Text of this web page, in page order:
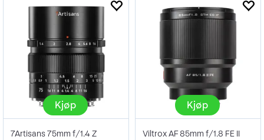
Kjøp
7Artisans 75mm f/1.4 Z
Kjøp
Viltrox AF 85mm f/1.8 FE II